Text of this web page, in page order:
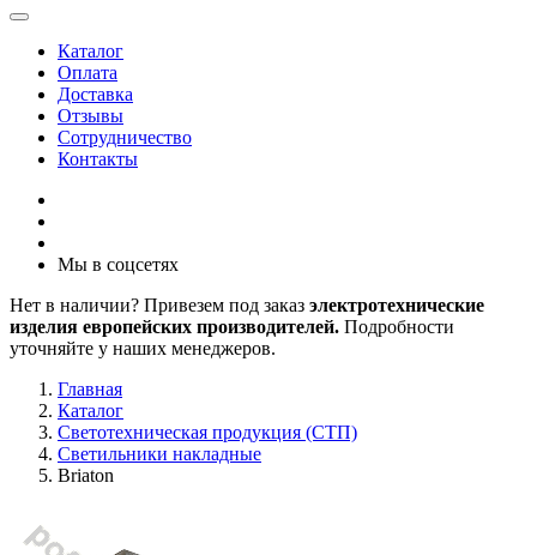
Каталог
Оплата
Доставка
Отзывы
Сотрудничество
Контакты
Мы в соцсетях
Нет в наличии? Привезем под заказ электротехнические
изделия европейских производителей. Подробности
уточняйте у наших менеджеров.
Главная
Каталог
Светотехническая продукция (СТП)
Светильники накладные
Briaton